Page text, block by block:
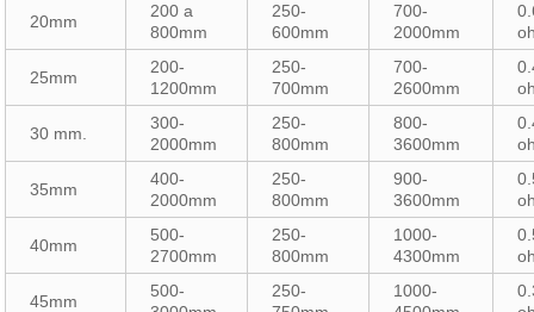
20mm
200 a
800mm
250-
600mm
700-
2000mm
25mm
200-
1200mm
250-
700mm
700-
2600mm
30 mm.
300-
2000mm
250-
800mm
800-
3600mm
35mm
400-
2000mm
250-
800mm
900-
3600mm
40mm
500-
2700mm
250-
800mm
1000-
4300mm
45mm
500-
250-
1000-